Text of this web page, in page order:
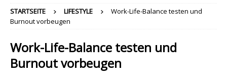
STARTSEITE LIFESTYLE
Work-Life-Balance testen und
Burnout vorbeugen
Work-Life-Balance testen und
Burnout vorbeugen